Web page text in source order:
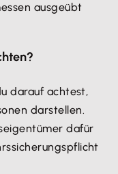
ausgeübt
darauf achtest,
darstellen.
dafür